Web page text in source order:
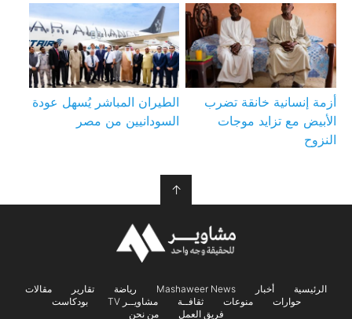
أزمة إنسانية خانقة تضرب
الأبيض مع تزايد موجات
النزوح
الطيران المباشر يُسهل عودة
السودانيين من مصر
↑
الرئيسية أخبار Mashaweer News رياضة تقارير
مقالات
حوارات
منوعات ثقافــة مشاويــر TV
بودكاست
فريق العمل
من نحن